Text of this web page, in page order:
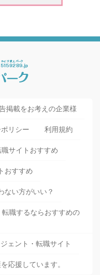
掲載をお考えの企業様
リシー 利用規約
サイトおすすめ
おすすめ
ない方がいい？
職するならおすすめの
ェント・転職サイト
応援しています。